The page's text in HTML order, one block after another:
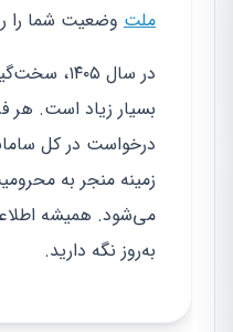
ملت وضعیت شما را
در سال
بسیار زیاد است. هر
درخواست در کل
زمینه منجر به
می‌شود. همیشه
به‌روز نگه دارید.